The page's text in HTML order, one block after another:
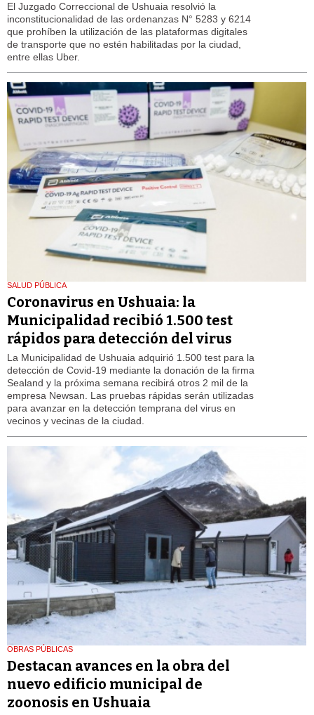
El Juzgado Correccional de Ushuaia resolvió la
inconstitucionalidad de las ordenanzas N° 5283 y 6214
que prohíben la utilización de las plataformas digitales
de transporte que no estén habilitadas por la ciudad,
entre ellas Uber.
SALUD PÚBLICA
Coronavirus en Ushuaia: la
Municipalidad recibió 1.500 test
rápidos para detección del virus
La Municipalidad de Ushuaia adquirió 1.500 test para la
detección de Covid-19 mediante la donación de la firma
Sealand y la próxima semana recibirá otros 2 mil de la
empresa Newsan. Las pruebas rápidas serán utilizadas
para avanzar en la detección temprana del virus en
vecinos y vecinas de la ciudad.
OBRAS PÚBLICAS
Destacan avances en la obra del
nuevo edificio municipal de
zoonosis en Ushuaia